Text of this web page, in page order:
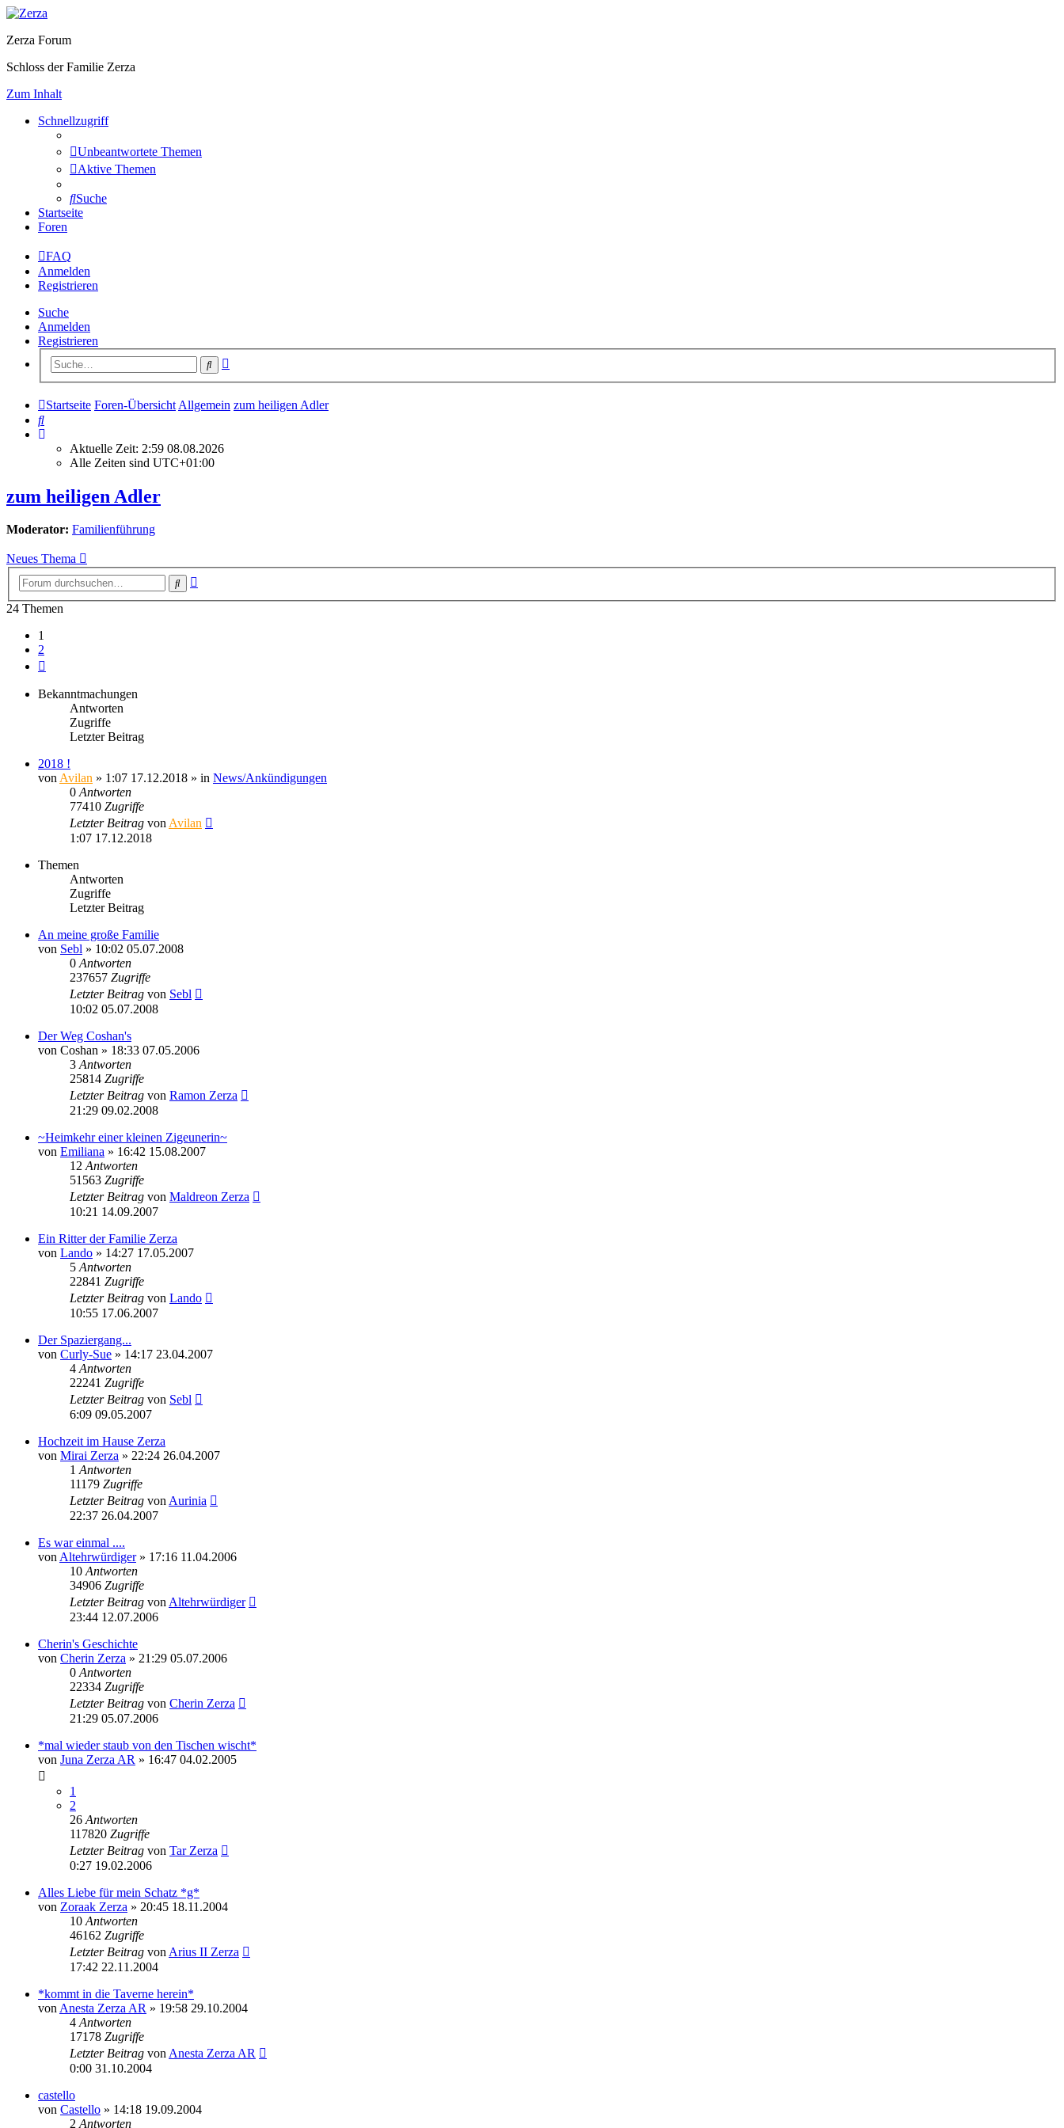
Zerza Forum
Schloss der Familie Zerza
Zum Inhalt
Schnellzugriff
Unbeantwortete Themen
Aktive Themen
Suche
Startseite
Foren
FAQ
Anmelden
Registrieren
Suche
Anmelden
Registrieren
Suche
Startseite Foren-Übersicht Allgemein zum heiligen Adler
Suche
Aktuelle Zeit: 2:59 08.08.2026
Alle Zeiten sind UTC+01:00
zum heiligen Adler
Moderator: Familienführung
Neues Thema
Suche
24 Themen
1
2
Bekanntmachungen
Antworten
Zugriffe
Letzter Beitrag
2018 !
von Avilan » 1:07 17.12.2018 » in News/Ankündigungen
0 Antworten
77410 Zugriffe
Letzter Beitrag von Avilan
1:07 17.12.2018
Themen
Antworten
Zugriffe
Letzter Beitrag
An meine große Familie
von Sebl » 10:02 05.07.2008
0 Antworten
237657 Zugriffe
Letzter Beitrag von Sebl
10:02 05.07.2008
Der Weg Coshan's
von Coshan » 18:33 07.05.2006
3 Antworten
25814 Zugriffe
Letzter Beitrag von Ramon Zerza
21:29 09.02.2008
~Heimkehr einer kleinen Zigeunerin~
von Emiliana » 16:42 15.08.2007
12 Antworten
51563 Zugriffe
Letzter Beitrag von Maldreon Zerza
10:21 14.09.2007
Ein Ritter der Familie Zerza
von Lando » 14:27 17.05.2007
5 Antworten
22841 Zugriffe
Letzter Beitrag von Lando
10:55 17.06.2007
Der Spaziergang...
von Curly-Sue » 14:17 23.04.2007
4 Antworten
22241 Zugriffe
Letzter Beitrag von Sebl
6:09 09.05.2007
Hochzeit im Hause Zerza
von Mirai Zerza » 22:24 26.04.2007
1 Antworten
11179 Zugriffe
Letzter Beitrag von Aurinia
22:37 26.04.2007
Es war einmal ....
von Altehrwürdiger» 17:16 11.04.2006
10 Antworten
34906 Zugriffe
Letzter Beitrag von Altehrwürdiger
23:44 12.07.2006
Cherin's Geschichte
von Cherin Zerza » 21:29 05.07.2006
0 Antworten
22334 Zugriffe
Letzter Beitrag von Cherin Zerza
21:29 05.07.2006
*mal wieder staub von den Tischen wischt*
von Juna Zerza AR » 16:47 04.02.2005
1
2
26 Antworten
117820 Zugriffe
Letzter Beitrag von Tar Zerza
0:27 19.02.2006
Alles Liebe für mein Schatz *g*
von Zoraak Zerza » 20:45 18.11.2004
10 Antworten
46162 Zugriffe
Letzter Beitrag von Arius II Zerza
17:42 22.11.2004
*kommt in die Taverne herein*
von Anesta Zerza AR » 19:58 29.10.2004
4 Antworten
17178 Zugriffe
Letzter Beitrag von Anesta Zerza AR
0:00 31.10.2004
castello
von Castello » 14:18 19.09.2004
2 Antworten